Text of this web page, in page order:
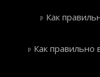
Как
Как правильно